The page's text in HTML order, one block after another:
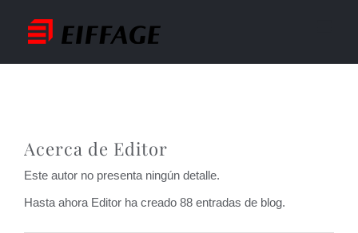
contenido
Acerca de Editor
Este autor no presenta ningún detalle.
Hasta ahora Editor ha creado 88 entradas de blog.